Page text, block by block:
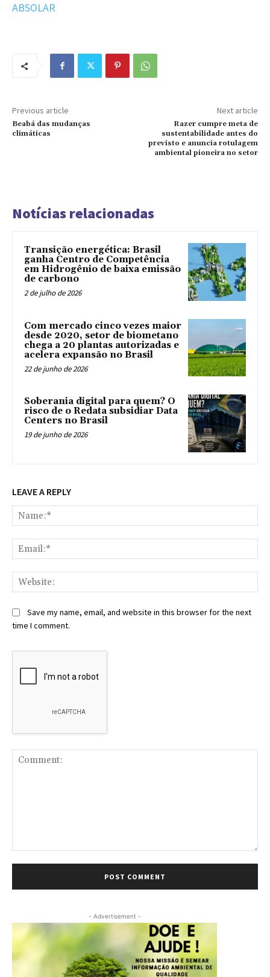
ABSOLAR
Previous article
Beabá das mudanças
climáticas
Next article
Razer cumpre meta de
sustentabilidade antes do
previsto e anuncia rotulagem
ambiental pioneira no setor
Notícias relacionadas
Transição energética: Brasil
ganha Centro de Competência
em Hidrogênio de baixa emissão
de carbono
2 de julho de 2026
Com mercado cinco vezes maior
desde 2020, setor de biometano
chega a 20 plantas autorizadas e
acelera expansão no Brasil
22 de junho de 2026
Soberania digital para quem? O
risco de o Redata subsidiar Data
Centers no Brasil
19 de junho de 2026
LEAVE A REPLY
Save my name, email, and website in this browser for the next
time I comment.
- Advertisement -